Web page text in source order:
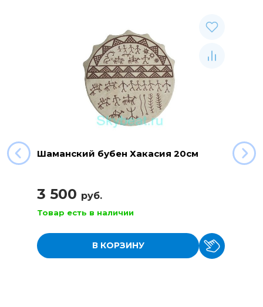
Шаманский бубен Хакасия 20см
3 500 руб.
Товар есть в наличии
В КОРЗИНУ